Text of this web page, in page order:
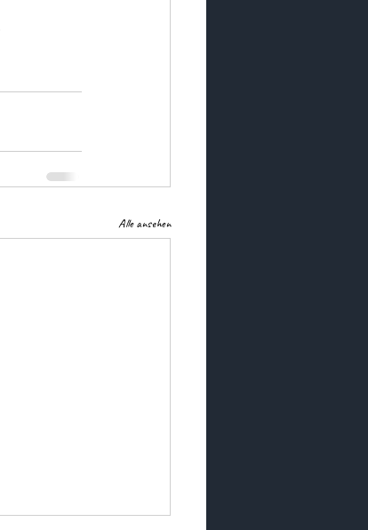
Alle ansehen